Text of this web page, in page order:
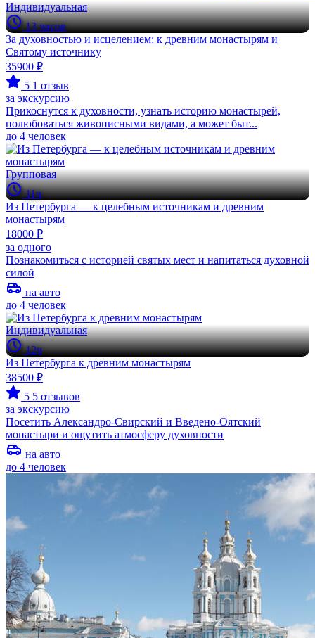
Индивидуальная
13 часов
За духовностью и исцелением: к древним монастырям и
Святому источнику
35900 ₽
5 1 отзыв
за экскурсию
Прикоснутся к духовности, узнать историю монастырей,
полюбоваться живописными видами, а может быт...
до 4 человек
Групповая
11ч
Из Петербурга — к целебным источникам и древним
монастырям
18000 ₽
за одного
Познакомиться с историей святых мест и напитаться духовной
силой
на авто
до 4 человек
Индивидуальная
12ч
Из Петербурга к древним монастырям
38500 ₽
5 5 отзывов
за экскурсию
Посетить Александро-Свирский и Введено-Оятский
монастыри и ощутить атмосферу духовности
на авто
до 4 человек